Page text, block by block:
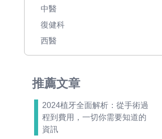
中醫
復健科
西醫
推薦文章
2024植牙全面解析：從手術過
程到費用，一切你需要知道的
資訊